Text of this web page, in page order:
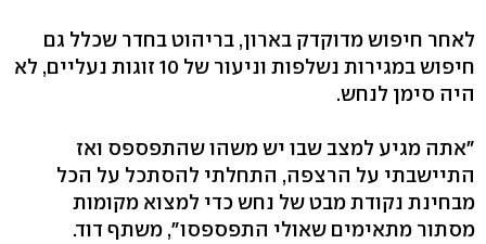
לאחר חיפוש מדוקדק בארון, בריהוט בחדר שכלל גם
חיפוש במגירות נשלפות וניעור של 10 זוגות נעליים, לא
היה סימן לנחש.
"אתה מגיע למצב שבו יש משהו שהתפספס ואז
התיישבתי על הרצפה, התחלתי להסתכל על הכל
מבחינת נקודת מבט של נחש כדי למצוא מקומות
מסתור מתאימים שאולי התפספסו", משתף דוד.